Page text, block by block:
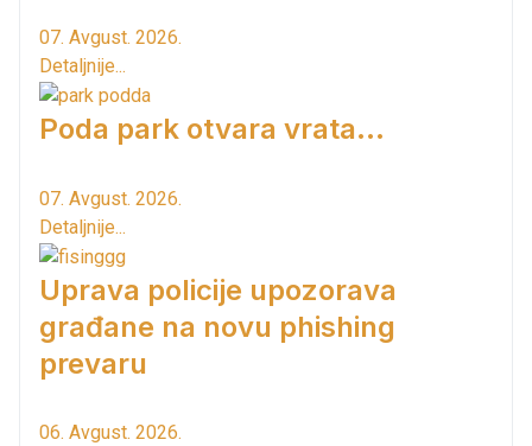
07. Avgust. 2026.
Detaljnije...
Poda park otvara vrata...
07. Avgust. 2026.
Detaljnije...
Uprava policije upozorava
građane na novu phishing
prevaru
06. Avgust. 2026.